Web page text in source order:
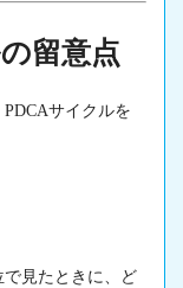
留意点
サイクルを
見たときに、ど